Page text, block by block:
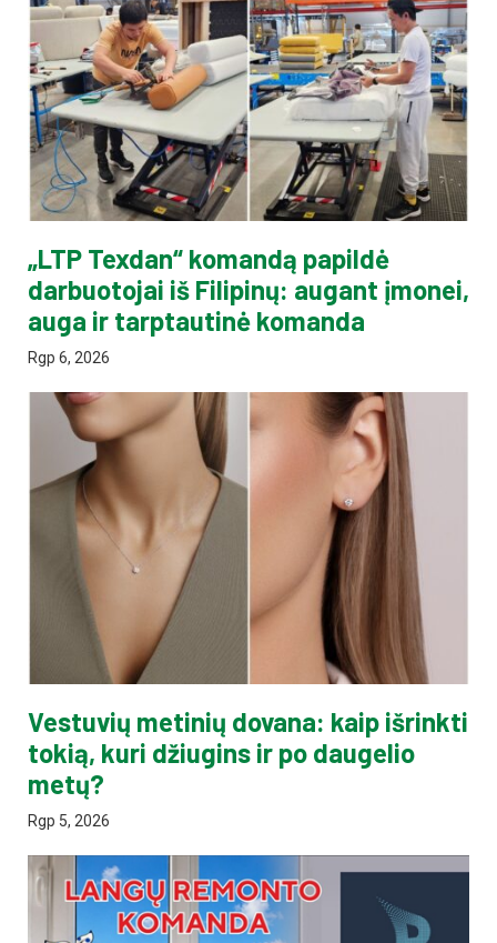
„LTP Texdan“ komandą papildė
darbuotojai iš Filipinų: augant įmonei,
auga ir tarptautinė komanda
Rgp 6, 2026
Vestuvių metinių dovana: kaip išrinkti
tokią, kuri džiugins ir po daugelio
metų?
Rgp 5, 2026